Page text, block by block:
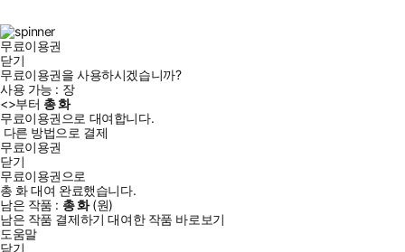
무료이용권
닫기
무료이용권을 사용하시겠습니까?
사용 가능 : 장
<>부터 총화
무료이용권으로 대여합니다.
다른 방법으로 결제
무료이용권
닫기
무료이용권으로
총 화대여 완료했습니다.
남은 작품 : 총화(원)
남은 작품 결제하기 대여한 작품 바로보기
도움말
닫기